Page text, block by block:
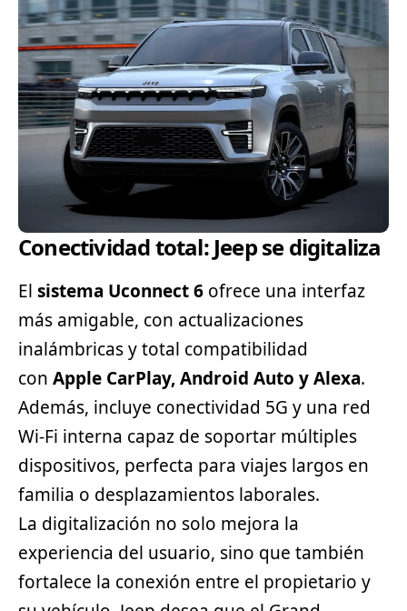
Conectividad total: Jeep se digitaliza
El sistema Uconnect 6 ofrece una interfaz
más amigable, con actualizaciones
inalámbricas y total compatibilidad
con Apple CarPlay, Android Auto y Alexa.
Además, incluye conectividad 5G y una red
Wi-Fi interna capaz de soportar múltiples
dispositivos, perfecta para viajes largos en
familia o desplazamientos laborales.
La digitalización no solo mejora la
experiencia del usuario, sino que también
fortalece la conexión entre el propietario y